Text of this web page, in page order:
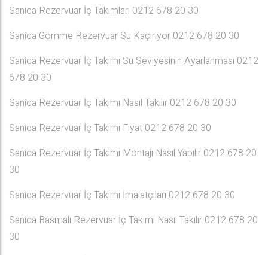
Sanica Rezervuar İç Takımları 0212 678 20 30
Sanica Gömme Rezervuar Su Kaçırıyor 0212 678 20 30
Sanica Rezervuar İç Takımı Su Seviyesinin Ayarlanması 0212
678 20 30
Sanica Rezervuar İç Takımı Nasıl Takılır 0212 678 20 30
Sanica Rezervuar İç Takımı Fiyat 0212 678 20 30
Sanica Rezervuar İç Takımı Montajı Nasıl Yapılır 0212 678 20
30
Sanica Rezervuar İç Takımı İmalatçıları 0212 678 20 30
Sanica Basmalı Rezervuar İç Takımı Nasıl Takılır 0212 678 20
30